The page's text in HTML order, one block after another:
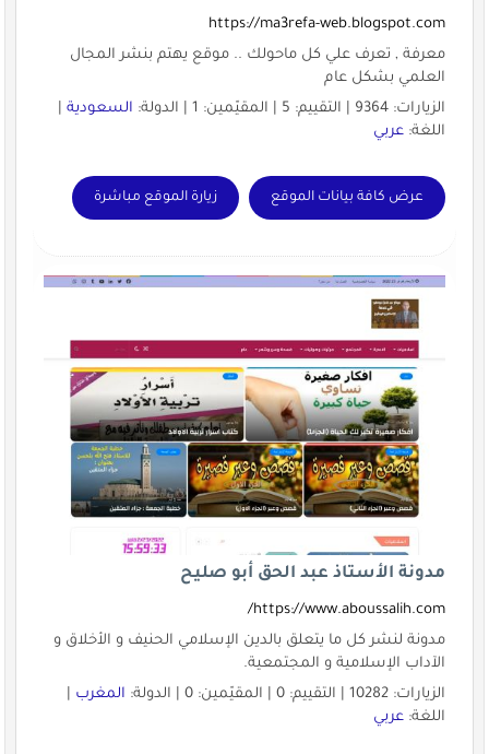
https://ma3refa-web.blogspot.com
معرفة , تعرف علي كل ماحولك .. موقع يهتم بنشر المجال
العلمي بشكل عام
الزيارات: 9364 | التقييم: 5 | المقيّمين: 1 | الدولة:
السعودية|
اللغة: عربي
عرض كافة بيانات الموقع زيارة الموقع مباشرة
مدونة الأستاذ عبد الحق أبو صليح
https://www.aboussalih.com/
مدونة لنشر كل ما يتعلق بالدين الإسلامي الحنيف و الأخلاق و
الآداب الإسلامية و المجتمعية.
الزيارات: 10282 | التقييم: 0 | المقيّمين: 0 | الدولة:
المغرب|
اللغة: عربي